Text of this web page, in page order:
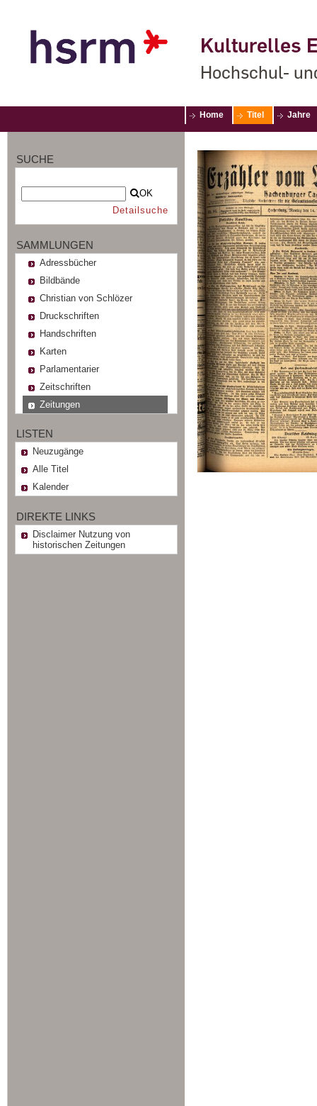
Kulturelles
Hochschul-
Home Titel Jahre
SUCHE
OK
Detailsuche
SAMMLUNGEN
Adressbücher
Bildbände
Christian von Schlözer
Druckschriften
Handschriften
Karten
Parlamentarier
Zeitschriften
Zeitungen
LISTEN
Neuzugänge
Alle Titel
Kalender
DIREKTE LINKS
Disclaimer Nutzung von
historischen Zeitungen